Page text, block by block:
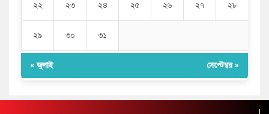
২২ ২৩ ২৪ ২৫ ২৬ ২৭ ২৮
২৯ ৩০ ৩১
« জুলাই সেপ্টেম্বর »